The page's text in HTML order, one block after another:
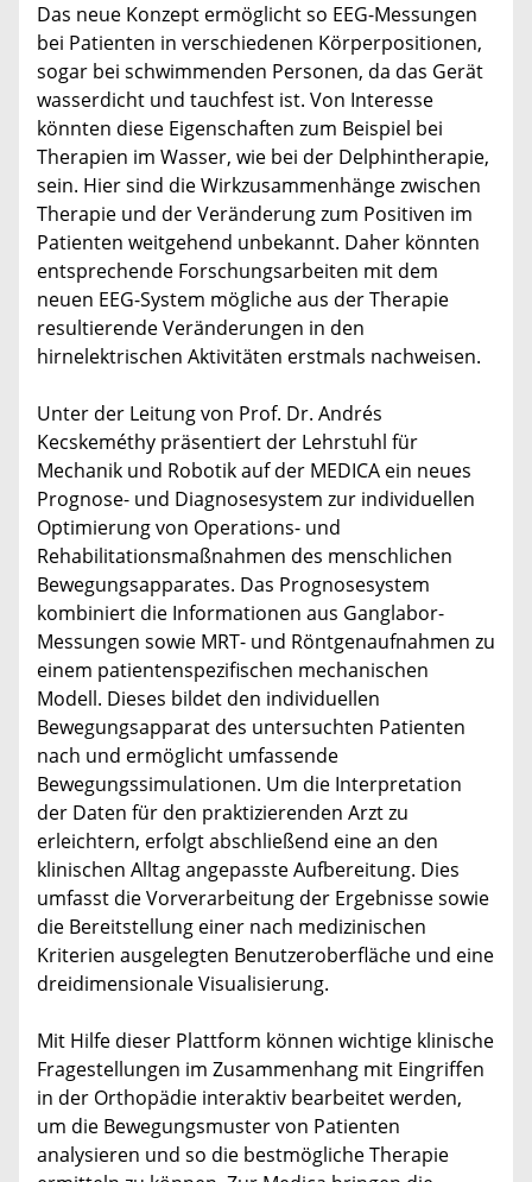
Das neue Konzept ermöglicht so EEG-Messungen
bei Patienten in verschiedenen Körperpositionen,
sogar bei schwimmenden Personen, da das Gerät
wasserdicht und tauchfest ist. Von Interesse
könnten diese Eigenschaften zum Beispiel bei
Therapien im Wasser, wie bei der Delphintherapie,
sein. Hier sind die Wirkzusammenhänge zwischen
Therapie und der Veränderung zum Positiven im
Patienten weitgehend unbekannt. Daher könnten
entsprechende Forschungsarbeiten mit dem
neuen EEG-System mögliche aus der Therapie
resultierende Veränderungen in den
hirnelektrischen Aktivitäten erstmals nachweisen.
Unter der Leitung von Prof. Dr. Andrés
Kecskeméthy präsentiert der Lehrstuhl für
Mechanik und Robotik auf der MEDICA ein neues
Prognose- und Diagnosesystem zur individuellen
Optimierung von Operations- und
Rehabilitationsmaßnahmen des menschlichen
Bewegungsapparates. Das Prognosesystem
kombiniert die Informationen aus Ganglabor-
Messungen sowie MRT- und Röntgenaufnahmen zu
einem patientenspezifischen mechanischen
Modell. Dieses bildet den individuellen
Bewegungsapparat des untersuchten Patienten
nach und ermöglicht umfassende
Bewegungssimulationen. Um die Interpretation
der Daten für den praktizierenden Arzt zu
erleichtern, erfolgt abschließend eine an den
klinischen Alltag angepasste Aufbereitung. Dies
umfasst die Vorverarbeitung der Ergebnisse sowie
die Bereitstellung einer nach medizinischen
Kriterien ausgelegten Benutzeroberfläche und eine
dreidimensionale Visualisierung.
Mit Hilfe dieser Plattform können wichtige klinische
Fragestellungen im Zusammenhang mit Eingriffen
in der Orthopädie interaktiv bearbeitet werden,
um die Bewegungsmuster von Patienten
analysieren und so die bestmögliche Therapie